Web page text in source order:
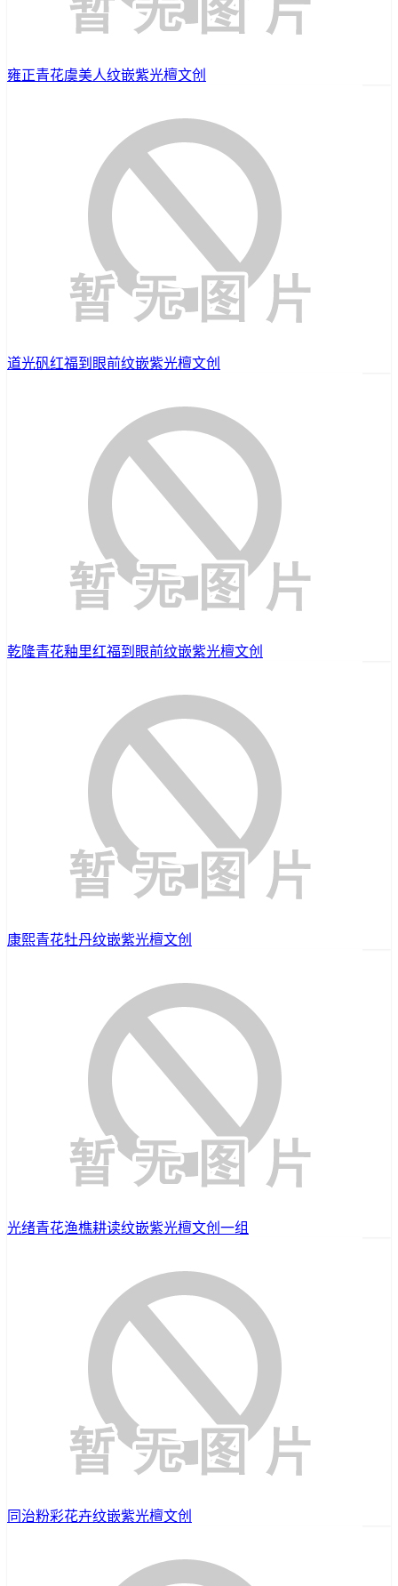
雍正青花虞美人纹嵌紫光檀文创
道光矾红福到眼前纹嵌紫光檀文创
乾隆青花釉里红福到眼前纹嵌紫光檀文创
康熙青花牡丹纹嵌紫光檀文创
光绪青花渔樵耕读纹嵌紫光檀文创一组
同治粉彩花卉纹嵌紫光檀文创